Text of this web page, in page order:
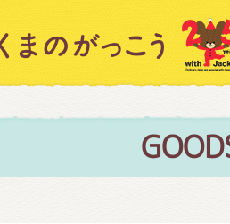
キャラクター紹介